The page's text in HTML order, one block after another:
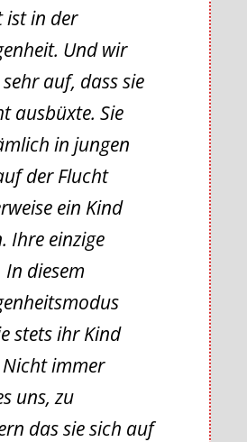
ist in der
Und wir
auf, dass sie
ausbüxte. Sie
in jungen
der Flucht
ein Kind
Ihre einzige
In diesem
stets ihr Kind
immer
uns, zu
das sie sich auf